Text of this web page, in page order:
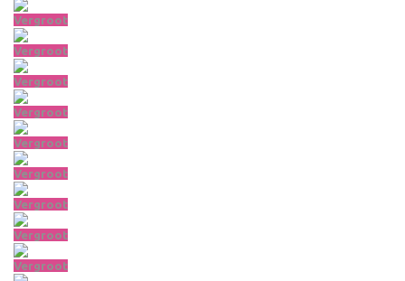
Vergroot
Vergroot
Vergroot
Vergroot
Vergroot
Vergroot
Vergroot
Vergroot
Vergroot